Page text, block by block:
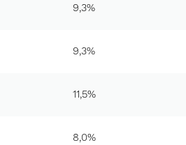
9,3%
9,3%
11,5%
8,0%